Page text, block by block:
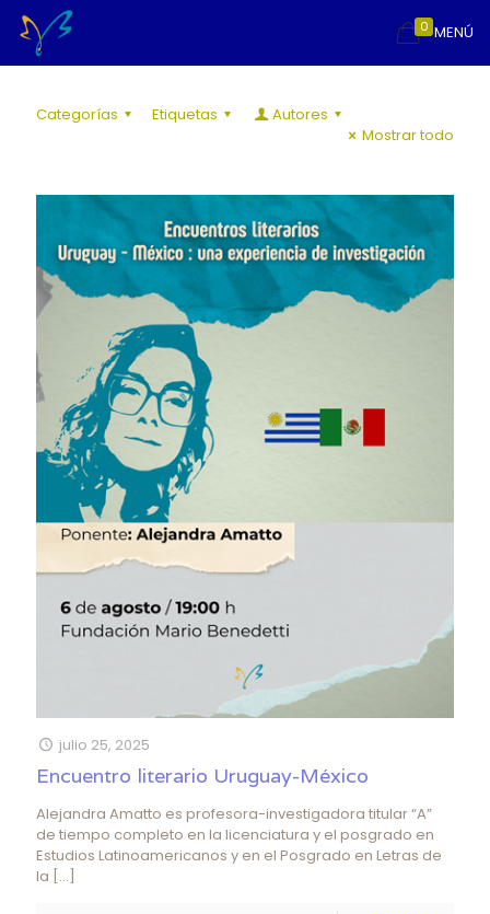
MENÚ
0
Categorías Etiquetas
Autores
Mostrar todo
julio 25, 2025
Encuentro literario Uruguay-México
Alejandra Amatto es profesora-investigadora titular “A”
de tiempo completo en la licenciatura y el posgrado en
Estudios Latinoamericanos y en el Posgrado en Letras de
la […]